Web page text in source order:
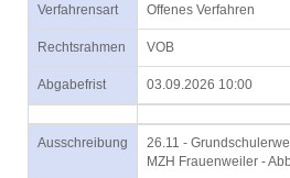
Verfahrensart Offenes Verfahren
Rechtsrahmen VOB
Abgabefrist 03.09.2026 10:00
Ausschreibung
26.11 -
MZH Frauenweiler -